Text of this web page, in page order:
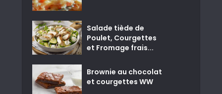
Salade tiède de
Poulet, Courgettes
et Fromage frais...
Brownie au chocolat
et courgettes WW